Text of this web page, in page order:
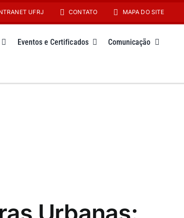
UFRJ CONTATO MAPA DO SITE
Eventos e Certificados Comunicação